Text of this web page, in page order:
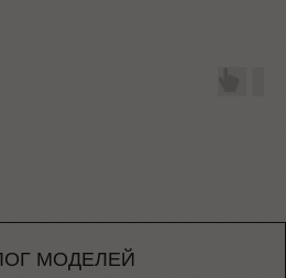
МОДЕЛЕЙ